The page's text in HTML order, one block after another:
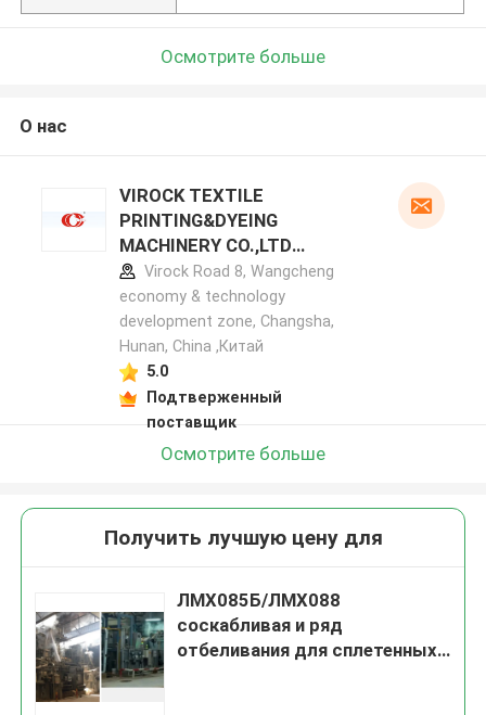
Осмотрите больше
О нас
VIROCK TEXTILE
PRINTING&DYEING
MACHINERY CO.,LTD
профиль производителя
Virock Road 8, Wangcheng
economy & technology
development zone, Changsha,
Hunan, China ,Китай
5.0
Подтверженный
поставщик
Осмотрите больше
Получить лучшую цену для
ЛМХ085Б/ЛМХ088
соскабливая и ряд
отбеливания для сплетенных